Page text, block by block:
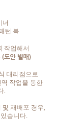
너
턴 북
작업해서
(도안 별매)
대리점으로
작업을 통한
.
재배포 경우,
습니다.